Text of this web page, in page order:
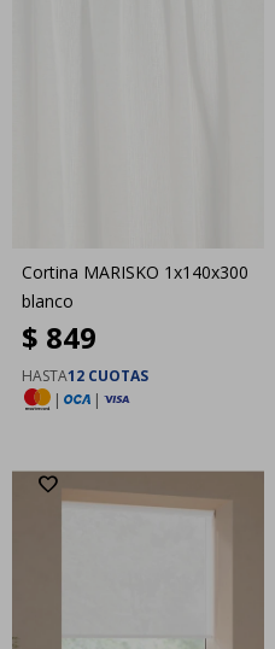
Cortina MARISKO 1x140x300
blanco
$ 849
HASTA12 CUOTAS
|
|